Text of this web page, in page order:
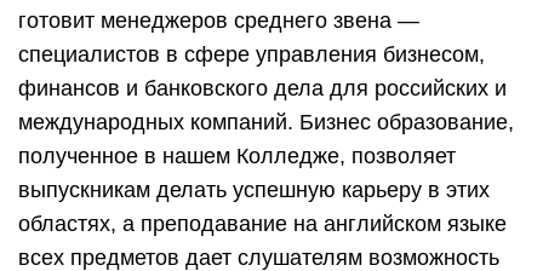
готовит менеджеров среднего звена —
специалистов в сфере управления бизнесом,
финансов и банковского дела для российских и
международных компаний. Бизнес образование,
полученное в нашем Колледже, позволяет
выпускникам делать успешную карьеру в этих
областях, а преподавание на английском языке
всех предметов дает слушателям возможность